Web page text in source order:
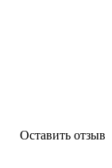
Оставить отзыв